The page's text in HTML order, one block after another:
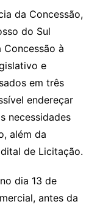
da Concessão,
do Sul
à
e
em três
endereçar
necessidades
além da
de Licitação.
dia 13 de
antes da